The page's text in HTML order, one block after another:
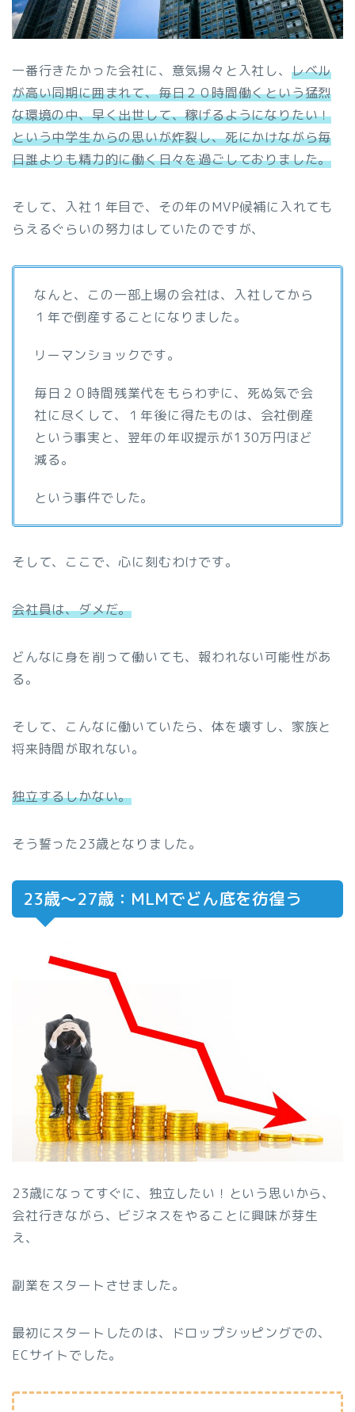
一番行きたかった会社に、意気揚々と入社し、 レベル
が高い同期に囲まれて、毎日２０時間働くという猛烈
な環境の中、早く出世して、稼げるようになりたい！
という中学生からの思いが炸裂し、死にかけながら毎
日誰よりも精力的に働く日々を過ごしておりました。
そして、入社１年目で、その年のMVP候補に入れても
らえるぐらいの努力はしていたのですが、
なんと、この一部上場の会社は、入社してから
１年で倒産することになりました。
リーマンショックです。
毎日２０時間残業代をもらわずに、死ぬ気で会
社に尽くして、１年後に得たものは、会社倒産
という事実と、翌年の年収提示が130万円ほど
減る。
という事件でした。
そして、ここで、心に刻むわけです。
会社員は、ダメだ。
どんなに身を削って働いても、報われない可能性があ
る。
そして、こんなに働いていたら、体を壊すし、家族と
将来時間が取れない。
独立するしかない。
そう誓った23歳となりました。
23歳〜27歳：MLMでどん底を彷徨う
23歳になってすぐに、独立したい！という思いから、
会社行きながら、ビジネスをやることに興味が芽生
え、
副業をスタートさせました。
最初にスタートしたのは、ドロップシッピングでの、
ECサイトでした。